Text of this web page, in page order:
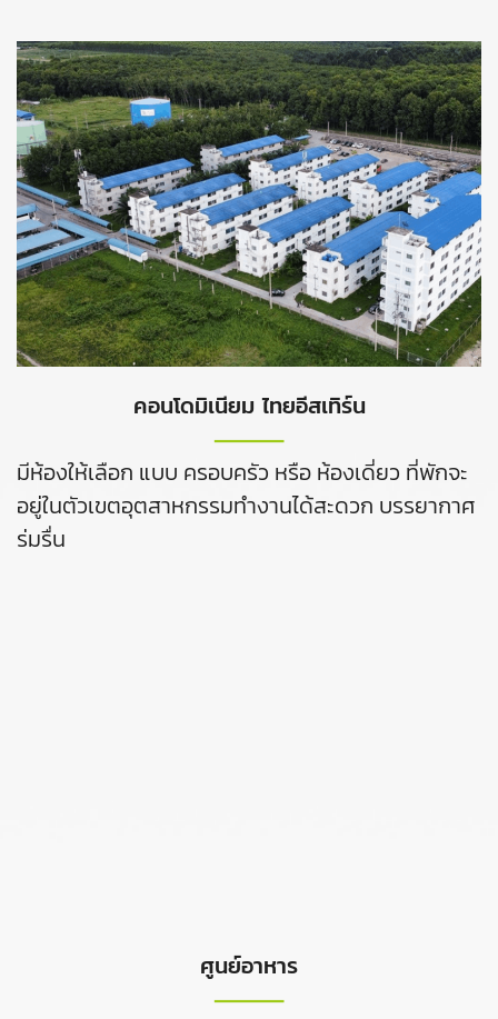
คอนโดมิเนียม ไทยอีสเทิร์น
มีห้องให้เลือก แบบ ครอบครัว หรือ ห้องเดี่ยว ที่พักจะ
อยู่ในตัวเขตอุตสาหกรรมทำงานได้สะดวก บรรยากาศ
ร่มรื่น
ศูนย์อาหาร